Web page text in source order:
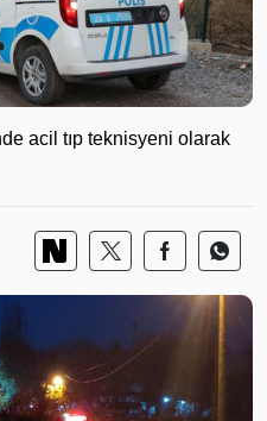
acil tıp teknisyeni olarak